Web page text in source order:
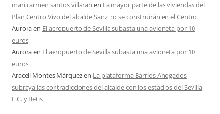
mari carmen santos villaran en La mayor parte de las viviendas del
Plan Centro Vivo del alcalde Sanz no se construirán en el Centro
Auroraen El aeropuerto de Sevilla subasta una avioneta por 10
euros
Auroraen El aeropuerto de Sevilla subasta una avioneta por 10
euros
Araceli Montes Márquezen La plataforma Barrios Ahogados
subraya las contradicciones del alcalde con los estadios del Sevilla
F.C. y Betis